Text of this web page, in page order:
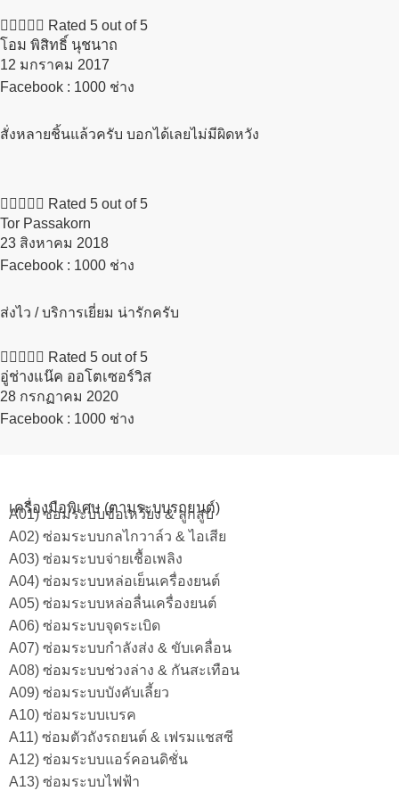
     Rated 5 out of 5
โอม พิสิทธิ์ นุชนาถ
12 มกราคม 2017​
Facebook : 1000 ช่าง
สั่งหลายชิ้นแล้วครับ บอกได้เลยไม่มีผิดหวัง
     Rated 5 out of 5
Tor Passakorn
23 สิงหาคม 2018​
Facebook : 1000 ช่าง
ส่งไว / บริการเยี่ยม น่ารักครับ
     Rated 5 out of 5
อู่ช่างแน๊ค ออโตเซอร์วิส
28 กรกฏาคม 2020​
Facebook : 1000 ช่าง
เครื่องมือพิเศษ (ตามระบบรถยนต์)
A01) ซ่อมระบบข้อเหวี่ยง & ลูกสูบ
A02) ซ่อมระบบกลไกวาล์ว & ไอเสีย
A03) ซ่อมระบบจ่ายเชื้อเพลิง
A04) ซ่อมระบบหล่อเย็นเครื่องยนต์
A05) ซ่อมระบบหล่อลื่นเครื่องยนต์
A06) ซ่อมระบบจุดระเบิด
A07) ซ่อมระบบกำลังส่ง & ขับเคลื่อน
A08) ซ่อมระบบช่วงล่าง & กันสะเทือน
A09) ซ่อมระบบบังคับเลี้ยว
A10) ซ่อมระบบเบรค
A11) ซ่อมตัวถังรถยนต์ & เฟรมแชสซี
A12) ซ่อมระบบแอร์คอนดิชั่น
A13) ซ่อมระบบไฟฟ้า